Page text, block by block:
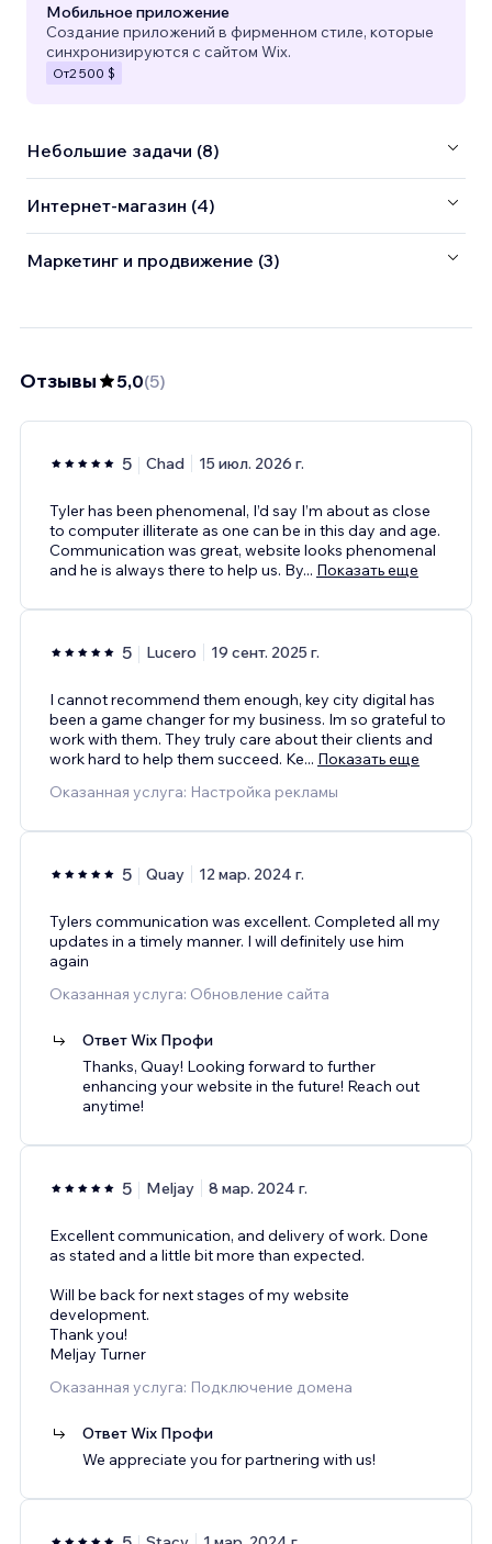
Мобильное приложение
Создание приложений в фирменном стиле, которые
синхронизируются с сайтом Wix.
От2 500 $
Небольшие задачи (8)
Интернет-магазин (4)
Маркетинг и продвижение (3)
Отзывы 5,0(5)
5 Chad 15 июл. 2026 г.
Tyler has been phenomenal, I’d say I’m about as close
to computer illiterate as one can be in this day and age.
Communication was great, website looks phenomenal
and he is always there to help us. By... Показать еще
5 Lucero 19 сент. 2025 г.
I cannot recommend them enough, key city digital has
been a game changer for my business. Im so grateful to
work with them. They truly care about their clients and
work hard to help them succeed. Ke... Показать еще
Оказанная услуга: Настройка рекламы
5 Quay 12 мар. 2024 г.
Tylers communication was excellent. Completed all my
updates in a timely manner. I will definitely use him
again
Оказанная услуга: Обновление сайта
Ответ Wix Профи
Thanks, Quay! Looking forward to further
enhancing your website in the future! Reach out
anytime!
5 Meljay 8 мар. 2024 г.
Excellent communication, and delivery of work. Done
as stated and a little bit more than expected.
Will be back for next stages of my website
development.
Thank you!
Meljay Turner
Оказанная услуга: Подключение домена
Ответ Wix Профи
We appreciate you for partnering with us!